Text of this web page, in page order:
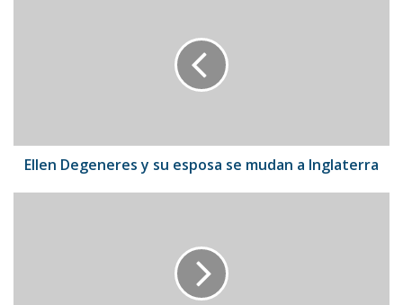
Inglaterra
Ellen Degeneres y su esposa se mudan a Inglaterra